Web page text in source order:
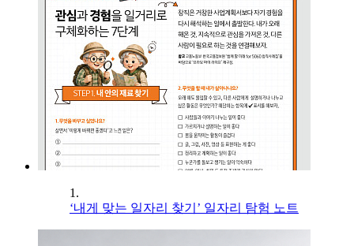
1.
‘내게 맞는 일자리 찾기’ 일자리 탐험 노트